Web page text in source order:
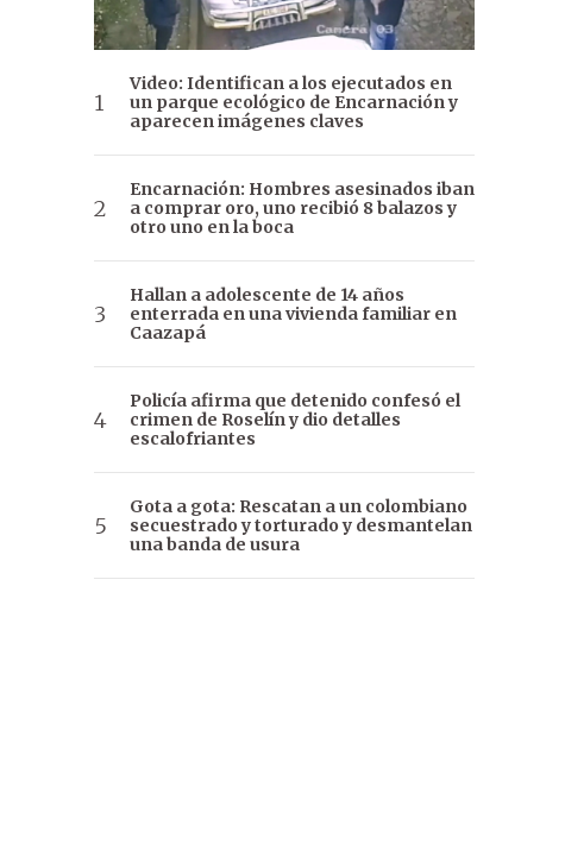
Video: Identifican a los ejecutados en
un parque ecológico de Encarnación y
aparecen imágenes claves
Encarnación: Hombres asesinados iban
a comprar oro, uno recibió 8 balazos y
otro uno en la boca
Hallan a adolescente de 14 años
enterrada en una vivienda familiar en
Caazapá
Policía afirma que detenido confesó el
crimen de Roselín y dio detalles
escalofriantes
Gota a gota: Rescatan a un colombiano
secuestrado y torturado y desmantelan
una banda de usura